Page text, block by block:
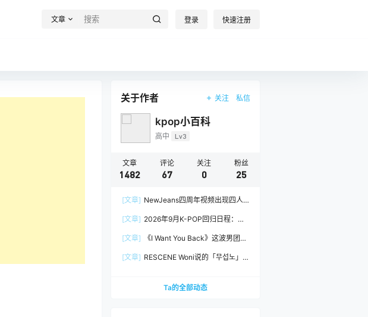
文章 登录 快速注册
关于作者 关注 私信
kpop小百科
高中 Lv3
文章
1482
评论
67
关注
0
粉丝
25
[文章] NewJeans四周年视频出现四人
[文章] 2026年9月K-POP回归日程：
[文章]
《I Want You Back》这波男团挑
[文章] RESCENE Woni说的「무섭노」
Ta的全部动态